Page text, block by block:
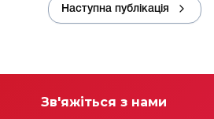
Наступна публікація
Зв'яжіться з нами